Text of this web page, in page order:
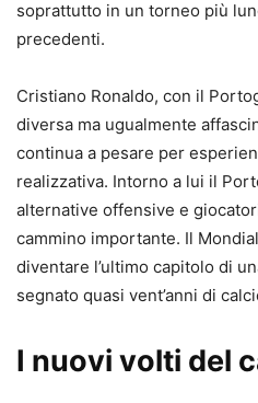
soprattutto in un torneo più
precedenti.
Cristiano Ronaldo, con il
diversa ma ugualmente
continua a pesare per
realizzativa. Intorno a lui il
alternative offensive e
cammino importante. Il
diventare l’ultimo capitolo di
segnato quasi vent’anni di
I nuovi volti del